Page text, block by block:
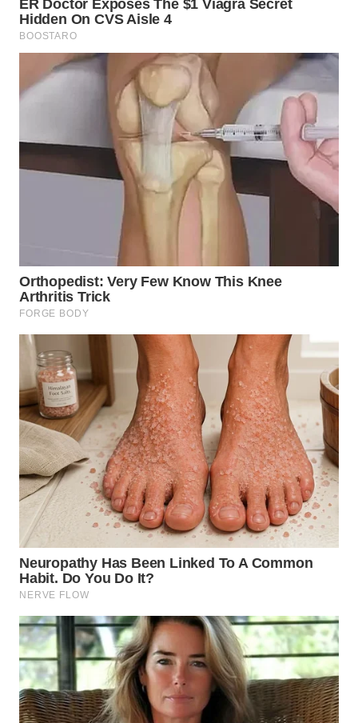
WN
DAIRI
WN
DANAU
WN
WN
TAPANULI
SELATAN
TANJUNG
LESUNG
WN
KARO
WN
SIMALUNGUN
WN
WN
TAPANULI
TENGAH
WN DELI
SERDANG